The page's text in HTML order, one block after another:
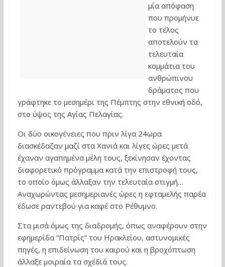
μία απόφαση
που προμήνυε
το τέλος
αποτελούν τα
τελευταία
κομμάτια του
ανθρώπινου
δράματος που
γράφτηκε το μεσημέρι της Πέμπτης στην εθνική οδό,
στο ύψος της Αγίας Πελαγίας.
Οι δύο οικογένειες που πριν λίγα 24ωρα
διασκέδαζαν μαζί στα Χανιά και λίγες ώρες μετά
έχαναν αγαπημένα μέλη τους, ξεκίνησαν έχοντας
διαφορετικό πρόγραμμα κατά την επιστροφή τους,
το οποίο όμως άλλαξαν την τελευταία στιγμή…
Αναχωρώντας μεσημεριανές ώρες η εφταμελής παρέα
έδωσε ραντεβού για καφέ στο Ρέθυμνο.
Στα μισά όμως της διαδρομής, όπως αναφέρουν στην
εφημερίδα “Πατρίς” του Ηρακλείου, αστυνομικές
πηγές, η επιδείνωση του καιρού και η βροχόπτωση
άλλαξε μοιραία τα σχέδιά τους.